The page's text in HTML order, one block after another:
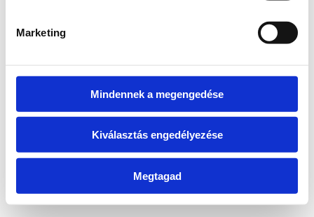
Marketing
Mindennek a megengedése
Kiválasztás engedélyezése
Megtagad